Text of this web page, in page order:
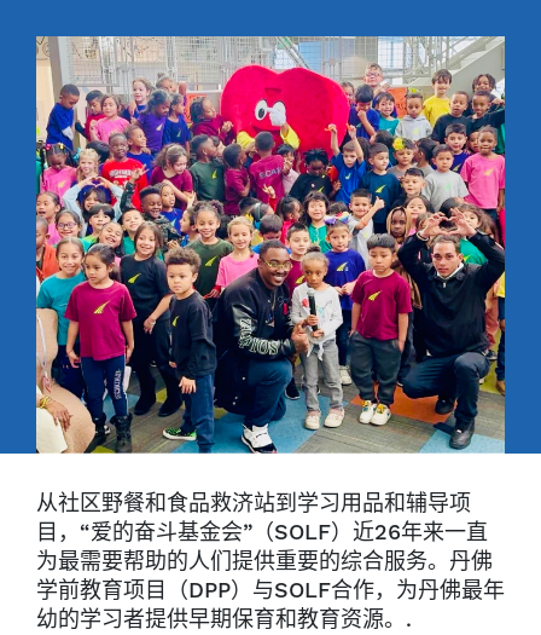
从社区野餐和食品救济站到学习用品和辅导项
目，“爱的奋斗基金会”（SOLF）近26年来一直
为最需要帮助的人们提供重要的综合服务。丹佛
学前教育项目（DPP）与SOLF合作，为丹佛最年
幼的学习者提供早期保育和教育资源。.